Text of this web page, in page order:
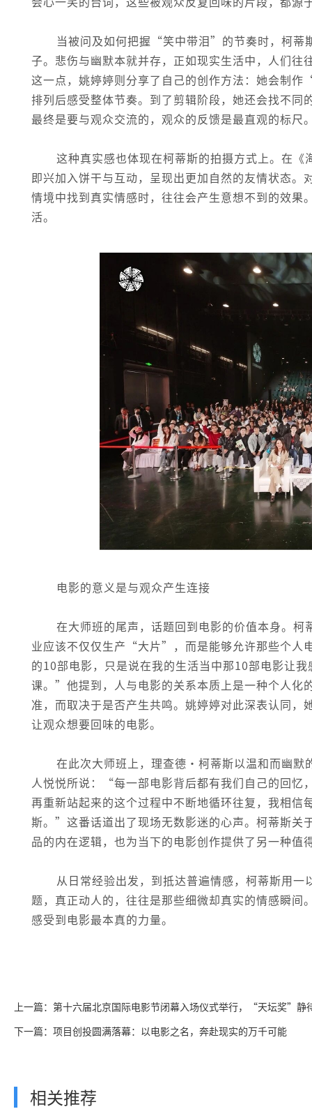
当被问及如何把握“笑中带泪”的节奏时，柯蒂
子。悲伤与幽默本就并存，正如现实生活中，人们
这一点，姚婷婷则分享了自己的创作方法：她会制
排列后感受整体节奏。到了剪辑阶段，她还会找不
最终是要与观众交流的，观众的反馈是最直观的标尺
这种真实感也体现在柯蒂斯的拍摄方式上。在
即兴加入饼干与互动，呈现出更加自然的友情状态
情境中找到真实情感时，往往会产生意想不到的效
活。
电影的意义是与观众产生连接
在大师班的尾声，话题回到电影的价值本身。
业应该不仅仅生产“大片”，而是能够允许那些个人
的10部电影，只是说在我的生活当中那10部电影让
课。”他提到，人与电影的关系本质上是一种个人化
准，而取决于是否产生共鸣。姚婷婷对此深表认同
让观众想要回味的电影。
在此次大师班上，理查德·柯蒂斯以温和而幽默
人悦悦所说：“每一部电影背后都有我们自己的回忆
再重新站起来的这个过程中不断地循环往复，我相
斯。”这番话道出了现场无数影迷的心声。柯蒂斯关
品的内在逻辑，也为当下的电影创作提供了另一种值
从日常经验出发，到抵达普遍情感，柯蒂斯用
题，真正动人的，往往是那些细微却真实的情感瞬
感受到电影最本真的力量。
上一篇：第十六届北京国际电影节闭幕入场仪式举行，“天坛奖”静
下一篇：项目创投圆满落幕：以电影之名，奔赴现实的万千可能
相关推荐